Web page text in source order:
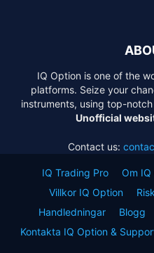
IQ Option is one of the
platforms. Seize your
instruments, using top-
Unofficial
Contact us:
IQ Trading Pro Om
Villkor IQ Option
Handledningar
Blogg
Kontakta IQ Option &